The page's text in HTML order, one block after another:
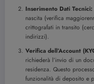
Inserimento Dati Tecnici:
nascita (verifica
crittografati in transito
indirizzi).
Verifica dell’Account
richiederà l’invio di un
residenza. Questo
funzionalità di deposito e